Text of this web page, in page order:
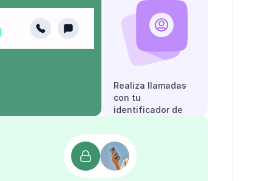
Realiza llamadas
con tu
identificador de